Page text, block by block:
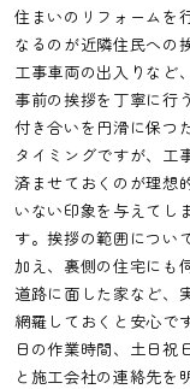
住まいのリフォームを
なるのが近隣住民への
工事車両の出入りなど
事前の挨拶を丁寧に行
付き合いを円滑に保つ
タイミングですが、工
済ませておくのが理想
いない印象を与えてし
す。挨拶の範囲につい
加え、裏側の住宅にも
道路に面した家など、
網羅しておくと安心で
日の作業時間、土日祝
と施工会社の連絡先を